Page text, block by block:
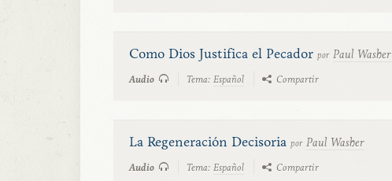
Como Dios Justifica el Pecador por Paul Washer
Audio Tema: Español Compartir
La Regeneración Decisoria por Paul Washer
Audio Tema: Español Compartir